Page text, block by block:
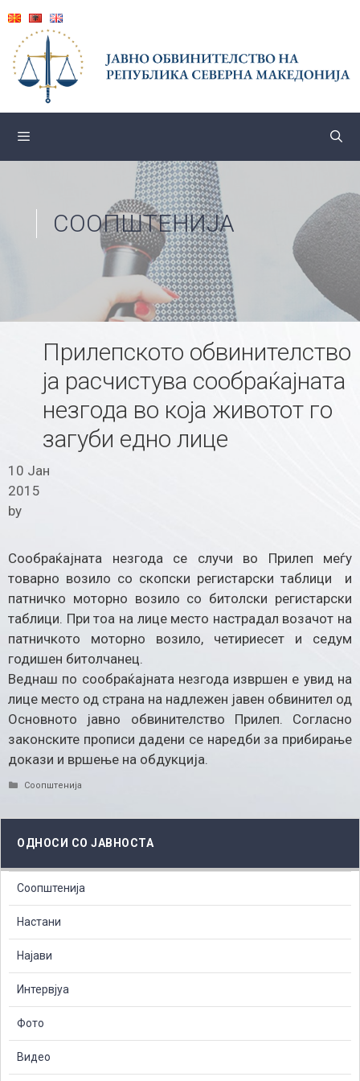
content
СООПШТЕНИЈА
Прилепското обвинителство
ја расчистува сообраќајната
незгода во која животот го
загуби едно лице
10 Јан
2015
by
Сообраќајната незгода се случи во Прилеп меѓу
товарно возило со скопски регистарски таблици и
патничко моторно возило со битолски регистарски
таблици. При тоа на лице место настрадал возачот на
патничкото моторно возило, четириесет и седум
годишен битолчанец.
Веднаш по сообраќајната незгода извршен е увид на
лице место од страна на надлежен јавен обвинител од
Основното јавно обвинителство Прилеп. Согласно
законските прописи дадени се наредби за прибирање
докази и вршење на обдукција.
Categories
Соопштенија
ОДНОСИ СО ЈАВНОСТА
Соопштенија
Настани
Најави
Интервјуа
Фото
Видео